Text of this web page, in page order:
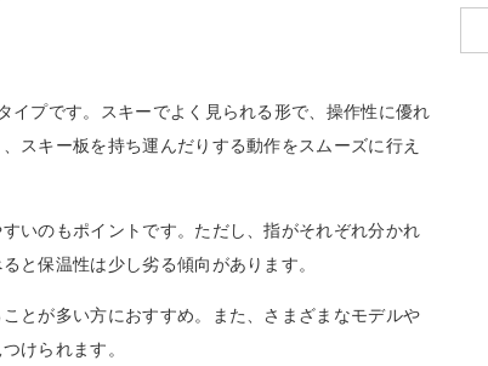
プです。スキーでよく見られる形で、操作性に優れ
スキー板を持ち運んだりする動作をスムーズに行え
いのもポイントです。ただし、指がそれぞれ分かれ
と保温性は少し劣る傾向があります。
とが多い方におすすめ。また、さまざまなモデルや
けられます。